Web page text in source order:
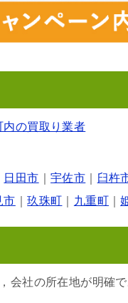
内の買取り業者
日田市 ｜宇佐市 臼杵
市 ｜玖珠町 九重町 ｜
会社の所在地が明確